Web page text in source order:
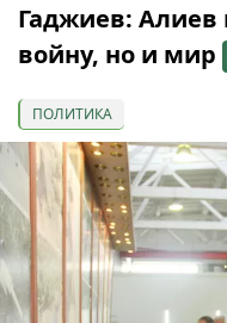
Гаджиев: Алиев
войну, но и мир
ПОЛИТИКА